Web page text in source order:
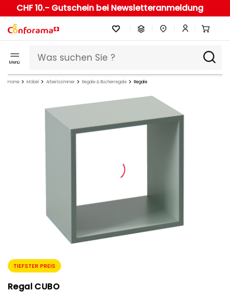
CHF 10.- Gutschein bei Newsletteranmeldung
Menü
Home Möbel Arbeitszimmer Regale & Bücherregale Regale
TIEFSTER PREIS
Regal CUBO